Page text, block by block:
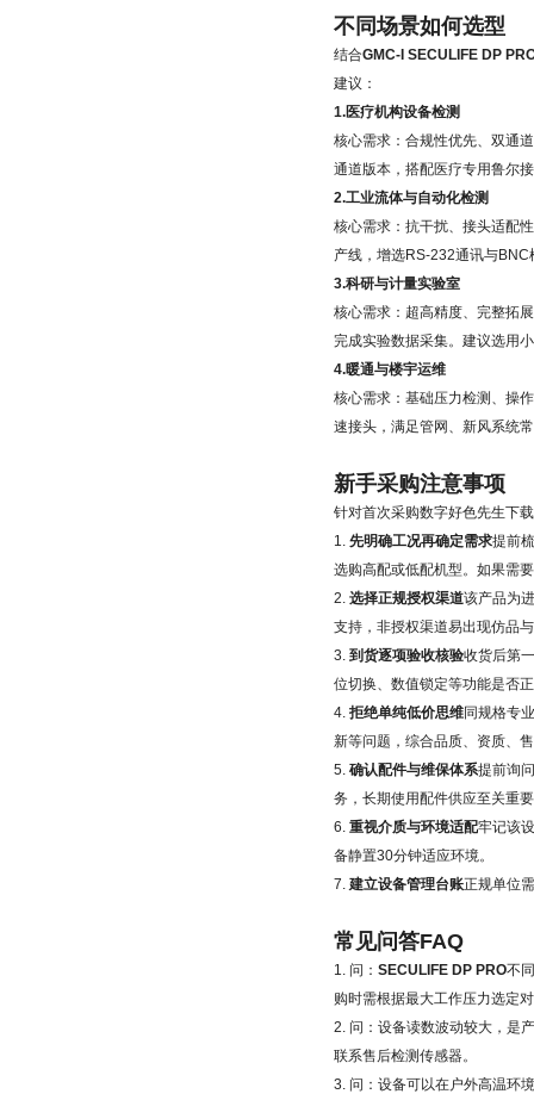
不同场景如何选型
结合GMC-I SECULIFE DP
建议：
1.医疗机构设备检测
核心需求：合规性优先、双通
通道版本，搭配医疗专用鲁尔
2.工业流体与自动化检测
核心需求：抗干扰、接头适配
产线，增选RS-232通讯与
3.科研与计量实验室
核心需求：超高精度、完整拓
完成实验数据采集。建议选用
4.暖通与楼宇运维
核心需求：基础压力检测、操
速接头，满足管网、新风系统
新手采购注意事项
针对首次采购数字好色先生下
1. 先明确工况再确定需求提前
选购高配或低配机型。如果需
2. 选择正规授权渠道该产品为
支持，非授权渠道易出现仿品
3. 到货逐项验收核验收货后第
位切换、数值锁定等功能是否
4. 拒绝单纯低价思维同规格专
新等问题，综合品质、资质、
5. 确认配件与维保体系提前询
务，长期使用配件供应至关重
6. 重视介质与环境适配牢记该
备静置30分钟适应环境。
7. 建立设备管理台账正规单位
常见问答FAQ
1. 问： SECULIFE DP PRO不
购时需根据最大工作压力选定
2. 问：设备读数波动较大，是
联系售后检测传感器。
3. 问：设备可以在户外高温环